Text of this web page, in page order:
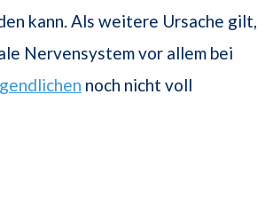
kann. Als weitere Ursache gilt,
Nervensystem vor allem bei
noch nicht voll